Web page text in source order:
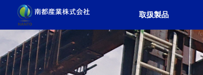
取扱製品